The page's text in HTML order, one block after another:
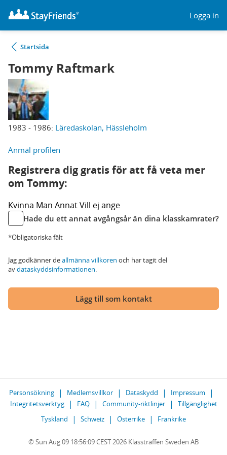
Logga in
Startsida
Tommy Raftmark
1983 - 1986: Läredaskolan, Hässleholm
Anmäl profilen
Registrera dig gratis för att få veta mer
om Tommy:
Kvinna Man AnnatVill ej ange
Hade du ett annat avgångsår än dina klasskamrater?
*Obligatoriska fält
Jag godkänner deallmänna villkoren och har tagit del
avdataskyddsinformationen.
Lägg till som kontakt
Personsökning Medlemsvillkor Dataskydd
Impressum
Integritetsverktyg
FAQ Community-riktlinjer
Tillgänglighet
Tyskland
Schweiz Österrike Frankrike
© Sun Aug 09 18:56:09 CEST 2026 Klassträffen Sweden AB